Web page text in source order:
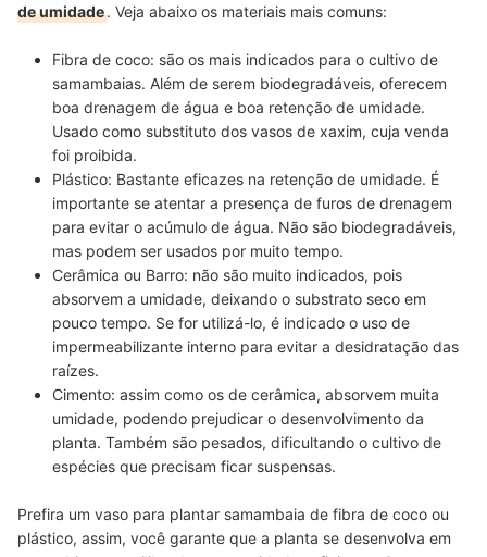
de umidade. Veja abaixo os materiais mais comuns:
Fibra de coco: são os mais indicados para o cultivo de
samambaias. Além de serem biodegradáveis, oferecem
boa drenagem de água e boa retenção de umidade.
Usado como substituto dos vasos de xaxim, cuja venda
foi proibida.
Plástico: Bastante eficazes na retenção de umidade. É
importante se atentar a presença de furos de drenagem
para evitar o acúmulo de água. Não são biodegradáveis,
mas podem ser usados por muito tempo.
Cerâmica ou Barro: não são muito indicados, pois
absorvem a umidade, deixando o substrato seco em
pouco tempo. Se for utilizá-lo, é indicado o uso de
impermeabilizante interno para evitar a desidratação das
raízes.
Cimento: assim como os de cerâmica, absorvem muita
umidade, podendo prejudicar o desenvolvimento da
planta. Também são pesados, dificultando o cultivo de
espécies que precisam ficar suspensas.
Prefira um vaso para plantar samambaia de fibra de coco ou
plástico, assim, você garante que a planta se desenvolva em